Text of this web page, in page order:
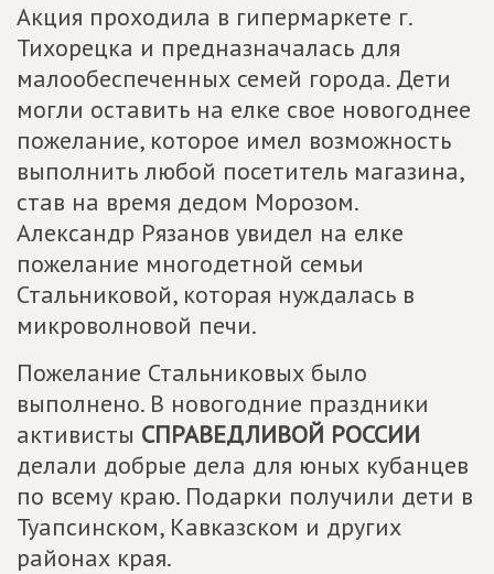
Акция проходила в гипермаркете г.
Тихорецка и предназначалась для
малообеспеченных семей города. Дети
могли оставить на елке свое новогоднее
пожелание, которое имел возможность
выполнить любой посетитель магазина,
став на время дедом Морозом.
Александр Рязанов увидел на елке
пожелание многодетной семьи
Стальниковой, которая нуждалась в
микроволновой печи.
Пожелание Стальниковых было
выполнено. В новогодние праздники
активисты СПРАВЕДЛИВОЙ РОССИИ
делали добрые дела для юных кубанцев
по всему краю. Подарки получили дети в
Туапсинском, Кавказском и других
районах края.